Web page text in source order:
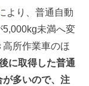
より、普通自動
未満へ変
所作業車のほ
に取得した普通
が多いので、注